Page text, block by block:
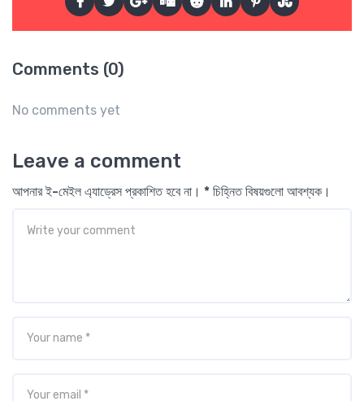
Comments (0)
No comments yet
Leave a comment
আপনার ই-মেইল এ্যাড্রেস প্রকাশিত হবে না। * চিহ্নিত বিষয়গুলো আবশ্যক।